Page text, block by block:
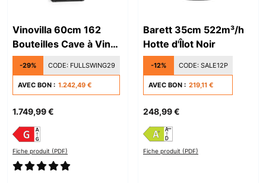
Vinovilla 60cm 162
Bouteilles Cave à Vin
Encastrable 2 Zones
Noir
-29% CODE: FULLSWING29
AVEC BON : 1.242,49 €
1.749,99 €
Fiche produit (PDF)
Barett 35cm 522m³/h
Hotte d'Îlot Noir
-12% CODE: SALE12P
AVEC BON : 219,11 €
248,99 €
Fiche produit (PDF)